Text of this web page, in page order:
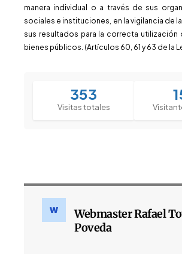
manera individual o a través de sus
sociales e instituciones, en la vigilancia de
sus resultados para la correcta utilización
bienes públicos. (Artículos 60, 61 y 63 de la
353
Visitas totales
Webmaster Rafael
Poveda